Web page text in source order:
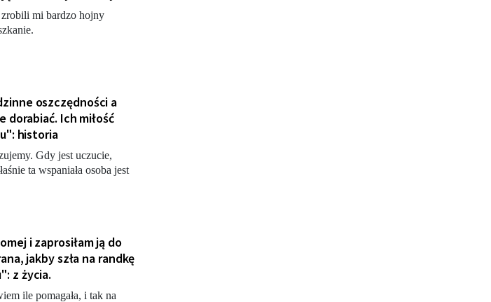
zrobili mi bardzo hojny
oszczędności a
dorabiać. Ich miłość
historia
Gdy jest uczucie,
ta wspaniała osoba jest
i zaprosiłam ją do
jakby szła na randkę
z życia.
ile pomagała, i tak na